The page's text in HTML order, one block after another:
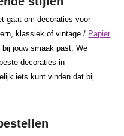
gaat om decoraties voor
klassiek of vintage / Papier
bij jouw smaak past. We
decoraties in
iets kunt vinden dat bij